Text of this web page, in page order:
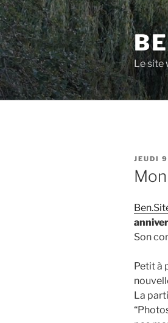
Aller
au
contenu
principal
Le site
PUBLIÉ
LE
JEUDI
Son
Petit à
La